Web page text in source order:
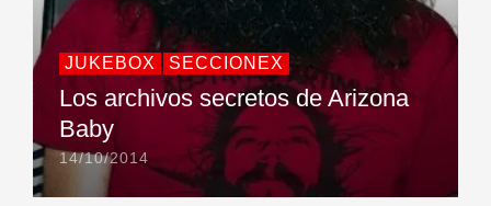
JUKEBOX SECCIONEX
Los archivos secretos de Arizona
Baby
14/10/2014